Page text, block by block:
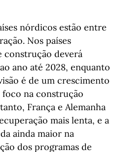
nórdicos estão entre
Nos países
construção deverá
ano até 2028, enquanto
é de um crescimento
foco na construção
França e Alemanha
mais lenta, e a
ainda maior na
dos programas de